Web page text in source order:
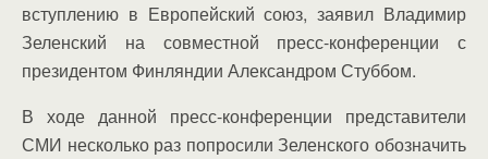
вступлению в Европейский союз, заявил Владимир
Зеленский на совместной пресс-конференции с
президентом Финляндии Александром Стуббом.
В ходе данной пресс-конференции представители
СМИ несколько раз попросили Зеленского обозначить